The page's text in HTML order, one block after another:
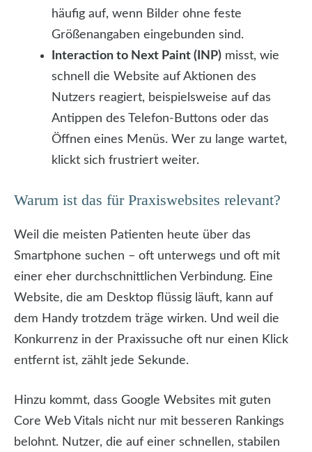
häufig auf, wenn Bilder ohne feste
Größenangaben eingebunden sind.
Interaction to Next Paint (INP) misst, wie
schnell die Website auf Aktionen des
Nutzers reagiert, beispielsweise auf das
Antippen des Telefon-Buttons oder das
Öffnen eines Menüs. Wer zu lange wartet,
klickt sich frustriert weiter.
Warum ist das für Praxiswebsites relevant?
Weil die meisten Patienten heute über das
Smartphone suchen – oft unterwegs und oft mit
einer eher durchschnittlichen Verbindung. Eine
Website, die am Desktop flüssig läuft, kann auf
dem Handy trotzdem träge wirken. Und weil die
Konkurrenz in der Praxissuche oft nur einen Klick
entfernt ist, zählt jede Sekunde.
Hinzu kommt, dass Google Websites mit guten
Core Web Vitals nicht nur mit besseren Rankings
belohnt. Nutzer, die auf einer schnellen, stabilen